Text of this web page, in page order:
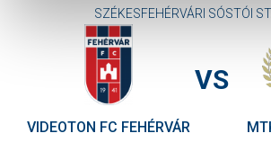
SZÉKESFEHÉRVÁRI SÓSTÓI
VIDEOTON FC FEHÉRVÁR
VS